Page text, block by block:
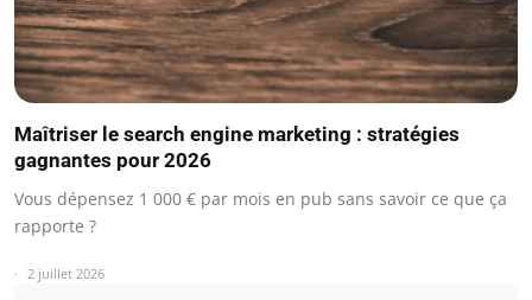
Maîtriser le search engine marketing : stratégies
gagnantes pour 2026
Vous dépensez 1 000 € par mois en pub sans savoir ce que ça
rapporte ?
2 juillet 2026